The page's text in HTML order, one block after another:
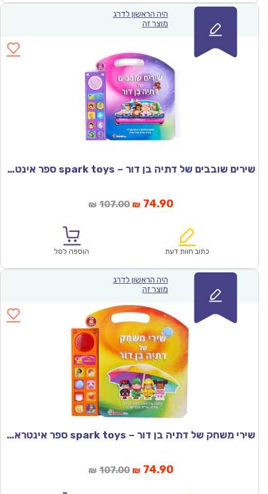
היה הראשון לדרג
מוצר זה
שירים שובבים של דתיה בן דור – spark toys ספר אינטראקטיבי
₪ 107.00המחיר
₪107.00.
₪ 74.90המחיר
הוא:
כתוב חוות דעת הוספה לסל
היה הראשון לדרג
מוצר זה
שירי משחק של דתיה בן דור – spark toys ספר אינטראקטיבי
₪ 107.00המחיר
₪ 74.90המחיר